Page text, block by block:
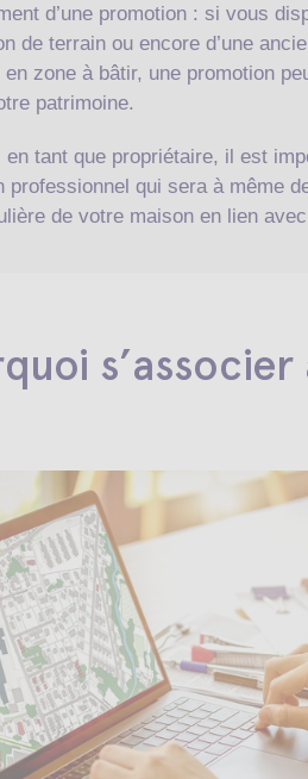
d’une promotion : si vous
de terrain ou encore d’une
en zone à bâtir, une promotion
patrimoine.
en tant que propriétaire, il est
professionnel qui sera à même
de votre maison en lien